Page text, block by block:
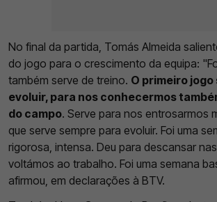
No final da partida, Tomás Almeida
do jogo para o crescimento da equipa:
também serve de treino. O primeiro
evoluir, para nos conhecermos
do campo. Serve para nos entrosarmos
que serve sempre para evoluir. Foi uma
rigorosa, intensa. Deu para descansar
voltámos ao trabalho. Foi uma semana
afirmou, em declarações à BTV.